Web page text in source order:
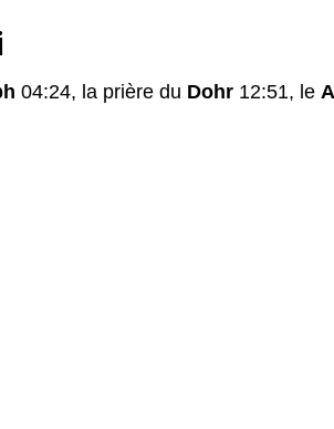
04:24, la prière du Dohr 12:51, le